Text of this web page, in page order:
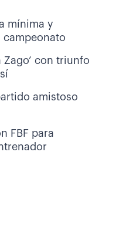
mínima y
campeonato
Zago’ con triunfo
amistoso
FBF para